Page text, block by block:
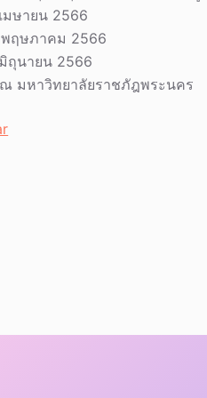
มษายน 2566
ฤษภาคม 2566
ถุนายน 2566
ณ มหาวิทยาลัยราชภัฎพระนคร